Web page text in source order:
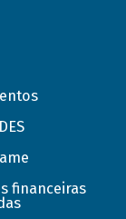
financeiras